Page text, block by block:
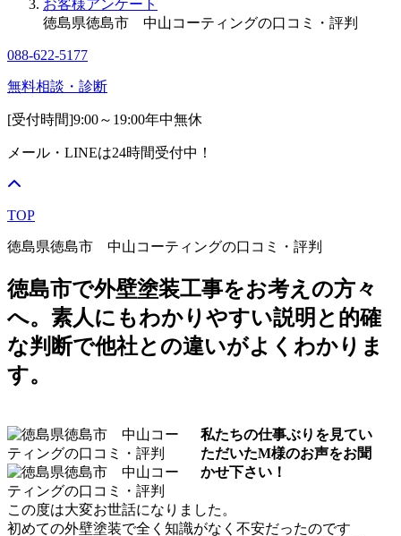
お客様アンケート
徳島県徳島市 中山コーティングの口コミ・評判
088-622-5177
無料相談・診断
[受付時間]9:00～19:00年中無休
メール・LINEは24時間受付中！
TOP
徳島県徳島市 中山コーティングの口コミ・評判
徳島市で外壁塗装工事をお考えの方々
へ。素人にもわかりやすい説明と的確
な判断で他社との違いがよくわかりま
す。
私たちの仕事ぶりを見てい
ただいたM様のお声をお聞
かせ下さい！
この度は大変お世話になりました。
初めての外壁塗装で全く知識がなく不安だったのです